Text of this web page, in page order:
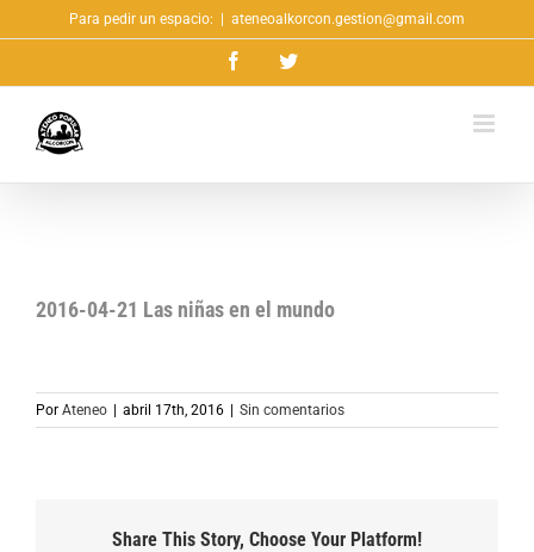
al
Para pedir un espacio: ateneoalkorcon.gestion@gmail.com
FacebookTwitter
2016-04-21 Las niñas en el mundo
Por Ateneo abril 17th, 2016 Sin comentarios
Share This Story, Choose Your Platform!